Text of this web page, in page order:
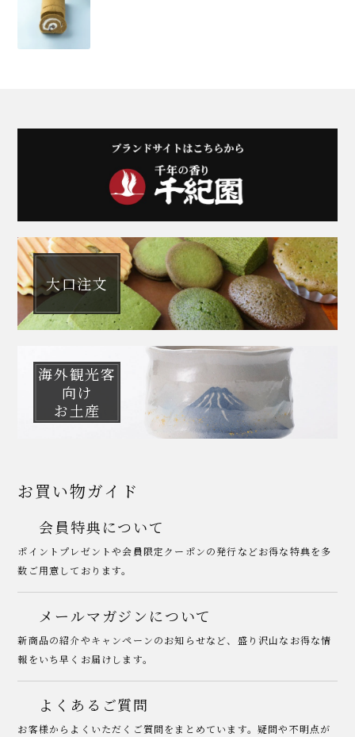
大口注文
海外観光客
向け
お土産
お買い物ガイド
会員特典について
ポイントプレゼントや会員限定クーポンの発行などお得な特典を多
数ご用意しております。
メールマガジンについて
新商品の紹介やキャンペーンのお知らせなど、盛り沢山なお得な情
報をいち早くお届けします。
よくあるご質問
お客様からよくいただくご質問をまとめています。疑問や不明点が